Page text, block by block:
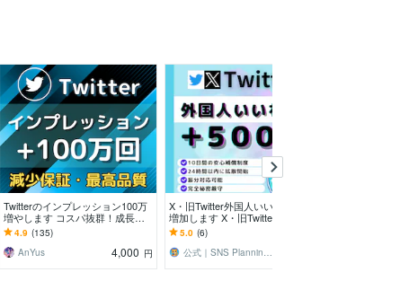
Twitterのインプレッション100万
増やします コスパ抜群！成長を
支える、収益化サポートをお手伝
いいたします
4.9 (135)
AnYus
4,000 円
X・旧Twitter外国人いいね500個
増加します X・旧Twitterの外国人
いいね500個増加します
5.0 (6)
公式｜SNS Planning HARU